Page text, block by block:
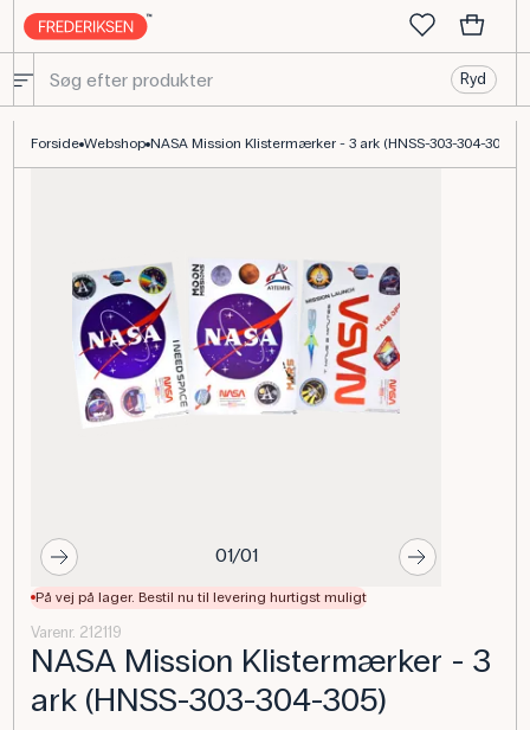
Ryd
Forside Webshop NASA Mission Klistermærker - 3 ark (HNSS-303-304-305)
01/01
På vej på lager. Bestil nu til levering hurtigst muligt
Varenr. 212119
NASA Mission Klistermærker - 3
ark (HNSS-303-304-305)